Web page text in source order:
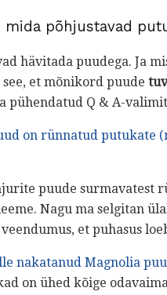
põhjustavad
hävitada puudega. Ja
et mõnikord puude
pühendatud Q & A-
on rünnatud putukate
puude surmavatest
Nagu ma selgitan
et puhasus
nakatanud Magnolia
on ühed kõige